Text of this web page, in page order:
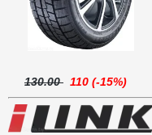
130.00 110 (-15%)